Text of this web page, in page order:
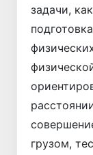
задачи,
грузом,